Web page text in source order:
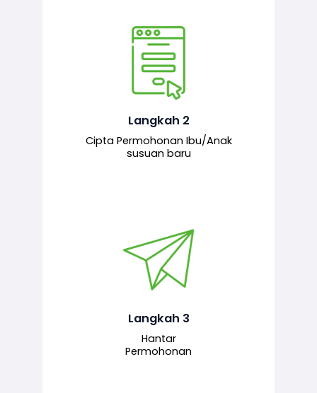
Langkah 2
Cipta Permohonan Ibu/Anak
susuan baru
Pemohon mengisi borang
permohonan bagi pendaftaran
baharu melalui sistem.
Langkah 3
Hantar
Permohonan
Permohonan yang lengkap dihantar
untuk proses semakan dan
bertanggungjawab.